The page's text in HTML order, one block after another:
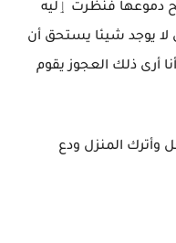
دموعها فنظرت ٳليه
لا يوجد شيئا يستحق أن
أرى ذلك العجوز يقوم
المنزل ودع